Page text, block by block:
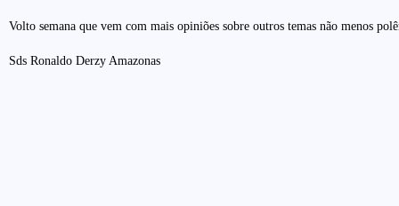
Volto semana que vem com mais opiniões sobre outros temas não menos
Sds Ronaldo Derzy Amazonas